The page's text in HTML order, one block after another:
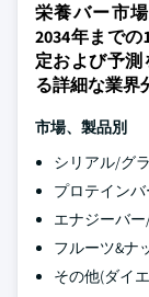
栄養バー市
2034年まで
定および予
る詳細な業界
市場、製品別
シリアル/グ
プロテインバ
エナジーバ
フルーツ&ナ
その他(ダイ